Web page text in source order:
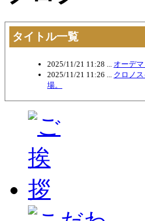
タイトル一覧
2025/11/21 11:28 ... オーデ
2025/11/21 11:26 ... クロノ
場。